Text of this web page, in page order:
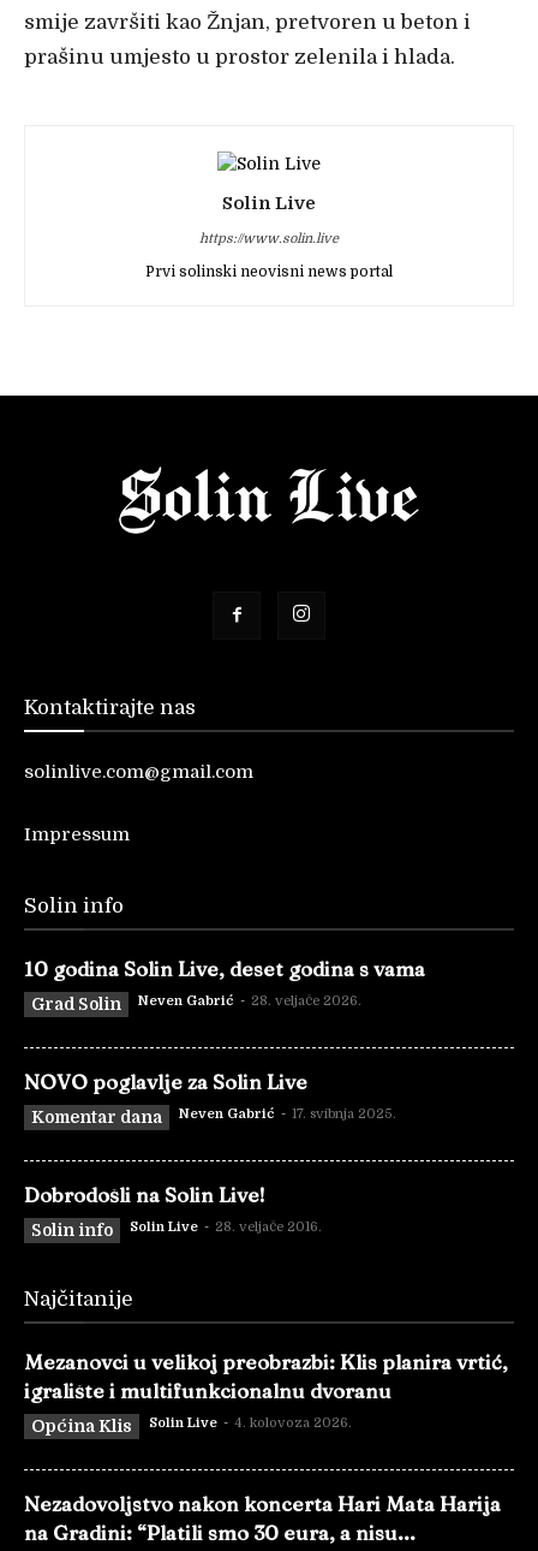
smije završiti kao Žnjan, pretvoren u beton i
prašinu umjesto u prostor zelenila i hlada.
Solin Live
https://www.solin.live
Prvi solinski neovisni news portal
Kontaktirajte nas
solinlive.com@gmail.com
Impressum
Solin info
10 godina Solin Live, deset godina s vama
Grad Solin Neven Gabrić - 28. veljače 2026.
NOVO poglavlje za Solin Live
Komentar dana Neven Gabrić - 17. svibnja 2025.
Dobrodošli na Solin Live!
Solin info Solin Live - 28. veljače 2016.
Najčitanije
Mezanovci u velikoj preobrazbi: Klis planira vrtić,
igralište i multifunkcionalnu dvoranu
Općina Klis Solin Live - 4. kolovoza 2026.
Nezadovoljstvo nakon koncerta Hari Mata Harija
na Gradini: “Platili smo 30 eura, a nisu...